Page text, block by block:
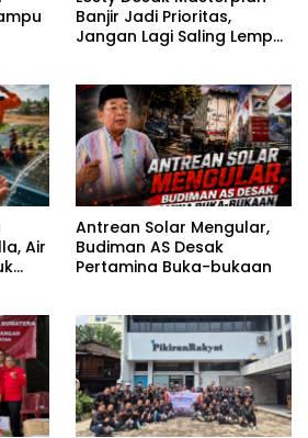
Banjir Jadi Prioritas,
Jangan Lagi Saling Lempar
Air
Antrean Solar Mengular,
Budiman AS Desak
Pertamina Buka-bukaan